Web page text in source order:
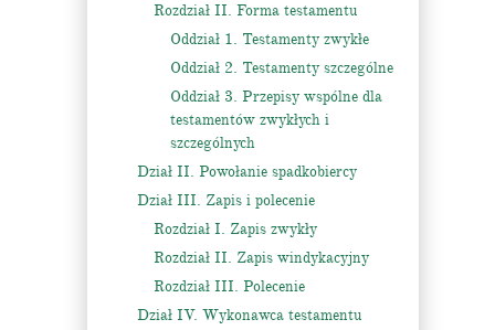
Rozdział II. Forma testamentu
Oddział 1. Testamenty zwykłe
Oddział 2. Testamenty szczególne
Oddział 3. Przepisy wspólne dla
testamentów zwykłych i
szczególnych
Dział II. Powołanie spadkobiercy
Dział III. Zapis i polecenie
Rozdział I. Zapis zwykły
Rozdział II. Zapis windykacyjny
Rozdział III. Polecenie
Dział IV. Wykonawca testamentu